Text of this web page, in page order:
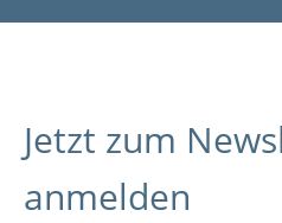
Jetzt zum
anmelden